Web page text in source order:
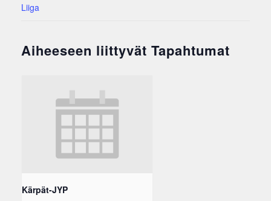
Liiga
Aiheeseen liittyvät Tapahtumat
Kärpät-JYP